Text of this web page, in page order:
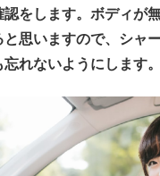
をします。ボディが
思いますので、シャ
れないようにします。